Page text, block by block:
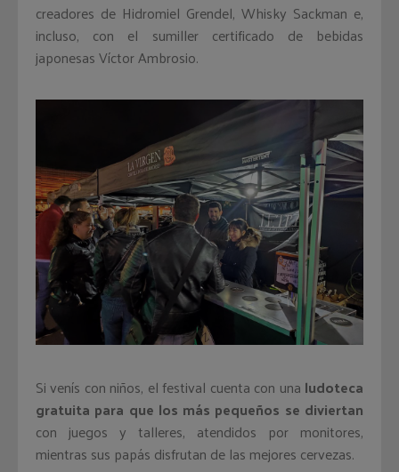
creadores de Hidromiel Grendel, Whisky Sackman e,
incluso, con el sumiller certificado de bebidas
japonesas Víctor Ambrosio.
Si venís con niños, el festival cuenta con una ludoteca
gratuita para que los más pequeños se diviertan
con juegos y talleres, atendidos por monitores,
mientras sus papás disfrutan de las mejores cervezas.